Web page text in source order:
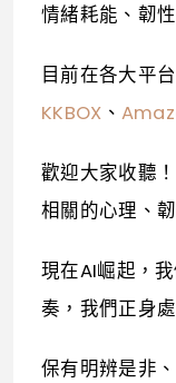
情緒耗能、韌
目前在各大平
KKBOX 、
歡迎大家收聽
相關的心理、
現在AI崛起，
奏，我們正身
保有明辨是非